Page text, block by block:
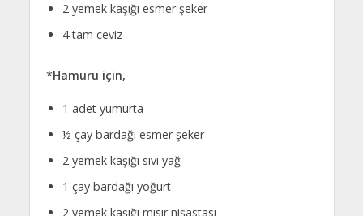
2 yemek kaşığı esmer şeker
4 tam ceviz
*Hamuru için,
1 adet yumurta
½ çay bardağı esmer şeker
2 yemek kaşığı sıvı yağ
1 çay bardağı yoğurt
2 yemek kaşığı mısır nişastası